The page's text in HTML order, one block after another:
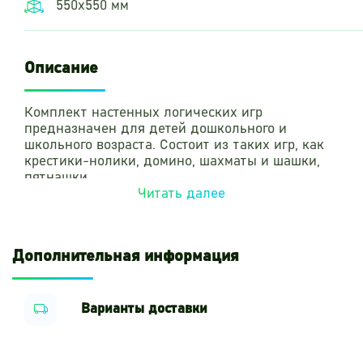
550х550 мм
Описание
Комплект настенных логических игр
предназначен для детей дошкольного и
школьного возраста. Состоит из таких игр, как
крестики-нолики, домино, шахматы и шашки,
пятнашки.
Выполнен из экологически чистых материалов
Читать далее
Дополнительная информация
Варианты доставки